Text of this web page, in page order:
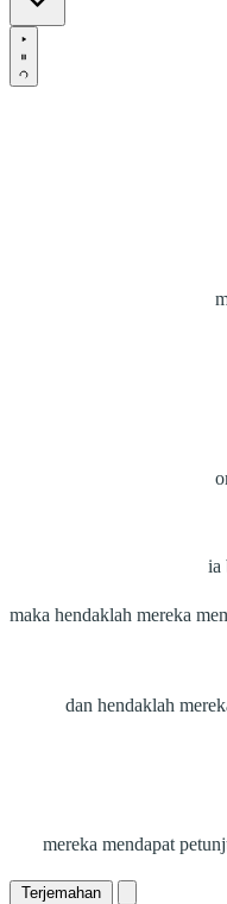
ia
maka hendaklah mereka
dan hendaklah
mereka mendapat
Terjemahan